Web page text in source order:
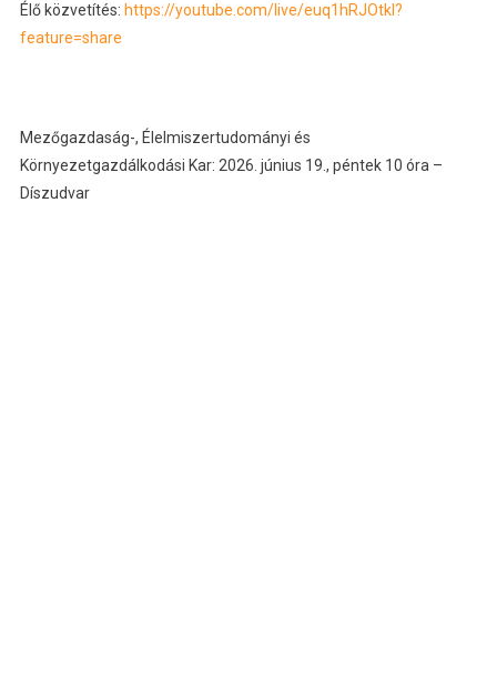
Élő közvetítés: https://youtube.com/live/euq1hRJOtkI?
feature=share
Mezőgazdaság-, Élelmiszertudományi és
Környezetgazdálkodási Kar: 2026. június 19., péntek 10 óra –
Díszudvar